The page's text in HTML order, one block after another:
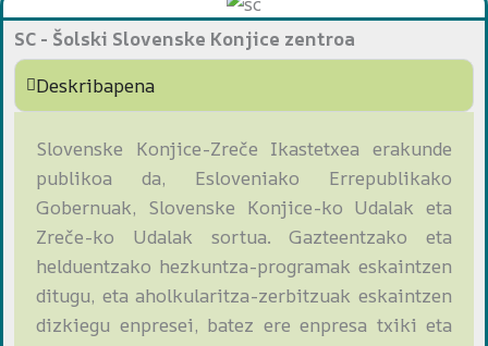
SC - Šolski Slovenske Konjice zentroa
Deskribapena
Slovenske Konjice-Zreče Ikastetxea erakunde
publikoa da, Esloveniako Errepublikako
Gobernuak, Slovenske Konjice-ko Udalak eta
Zreče-ko Udalak sortua. Gazteentzako eta
helduentzako hezkuntza-programak eskaintzen
ditugu, eta aholkularitza-zerbitzuak eskaintzen
dizkiegu enpresei, batez ere enpresa txiki eta